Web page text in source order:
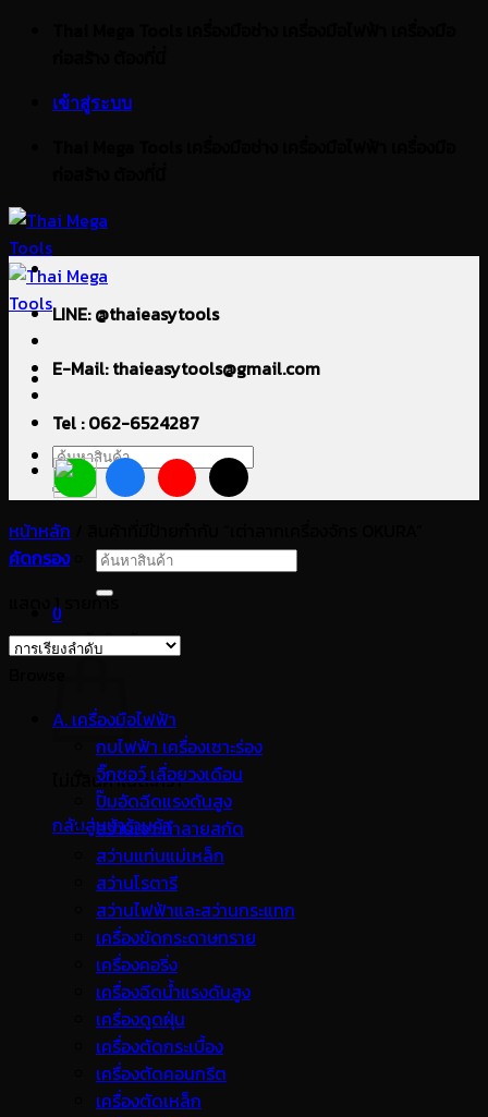
เข้าสู่ระบบ
ค้นหา:
ค้นหา:
0
ตะกร้าสินค้า
ไม่มีสินค้าในตะกร้า
กลับสู่หน้าร้านค้า
LINE: @thaieasytools
E-Mail: thaieasytools@gmail.com
Tel : 062-6524287
หน้าหลัก
คัดกรอง
แสดง 1 รายการ
A. เครื่องมือไฟฟ้า
กบไฟฟ้า เครื่องเซาะร่อง
จิ๊กซอว์ เลื่อยวงเดือน
ปั๊มอัดฉีดแรงดันสูง
สว่านเจาะทำลายสกัด
สว่านแท่นแม่เหล็ก
สว่านโรตารี
สว่านไฟฟ้าและสว่านกระแทก
เครื่องขัดกระดาษทราย
เครื่องคอริ่ง
เครื่องฉีดน้ำแรงดันสูง
เครื่องดูดฝุ่น
เครื่องตัดกระเบื้อง
เครื่องตัดคอนกรีต
เครื่องตัดเหล็ก